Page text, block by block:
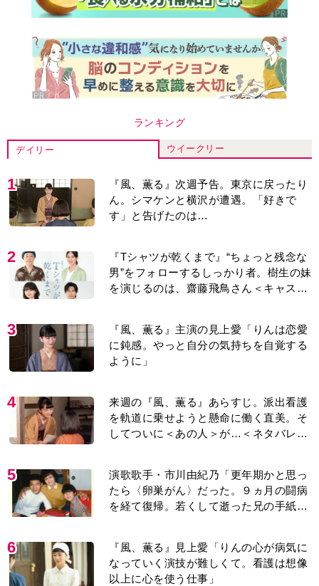
ランキング
デイリー ウイークリー
1
『風、薫る』次週予告。東京に戻ったり
ん。シマケンと横沢が遭遇。「好きで
す」と告げたのは…
2
『Tシャツが乾くまで』“ちょっと残念な
男”をフォローするしっかり者。樹生の妹
を演じるのは、齋藤飛鳥さん＜キャスト
3
『風、薫る』主演の見上愛「りんは恋愛
に鈍感。やっと自分の気持ちを自覚する
ように」
4
来週の『風、薫る』あらすじ。派出看護
を軌道に乗せようと懸命に働く直美。そ
してついに＜あの人＞が…＜ネタバレあ
5
演歌歌手・市川由紀乃「更年期かと思っ
たら〈卵巣がん〉だった。９ヵ月の闘病
を経て復帰。若くして逝った兄の手紙を
6
『風、薫る』見上愛「りんの心が病気に
なっていく演技が難しくて。看護は想像
以上に心を使う仕事」